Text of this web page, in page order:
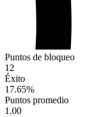
Puntos de bloqueo
12
Éxito
17.65%
Puntos promedio
1.00